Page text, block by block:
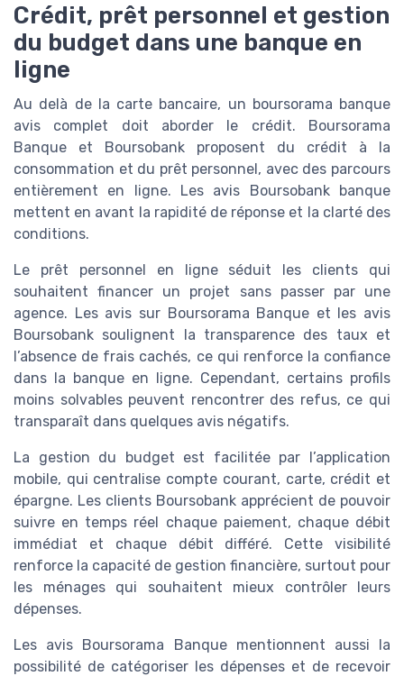
Crédit, prêt personnel et gestion
du budget dans une banque en
ligne
Au delà de la carte bancaire, un boursorama banque
avis complet doit aborder le crédit. Boursorama
Banque et Boursobank proposent du crédit à la
consommation et du prêt personnel, avec des parcours
entièrement en ligne. Les avis Boursobank banque
mettent en avant la rapidité de réponse et la clarté des
conditions.
Le prêt personnel en ligne séduit les clients qui
souhaitent financer un projet sans passer par une
agence. Les avis sur Boursorama Banque et les avis
Boursobank soulignent la transparence des taux et
l’absence de frais cachés, ce qui renforce la confiance
dans la banque en ligne. Cependant, certains profils
moins solvables peuvent rencontrer des refus, ce qui
transparaît dans quelques avis négatifs.
La gestion du budget est facilitée par l’application
mobile, qui centralise compte courant, carte, crédit et
épargne. Les clients Boursobank apprécient de pouvoir
suivre en temps réel chaque paiement, chaque débit
immédiat et chaque débit différé. Cette visibilité
renforce la capacité de gestion financière, surtout pour
les ménages qui souhaitent mieux contrôler leurs
dépenses.
Les avis Boursorama Banque mentionnent aussi la
possibilité de catégoriser les dépenses et de recevoir